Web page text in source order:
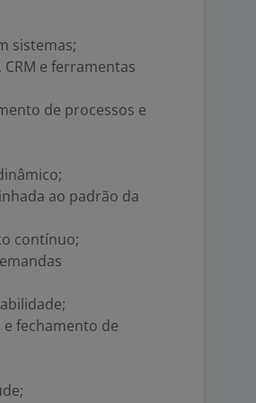
sistemas;
e ferramentas
de processos e
ao padrão da
contínuo;
fechamento de